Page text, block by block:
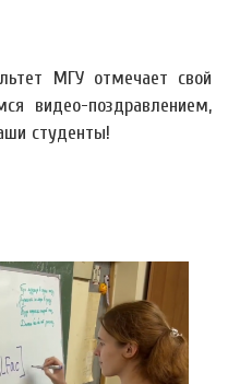
МГУ отмечает свой
видео-поздравлением,
студенты!